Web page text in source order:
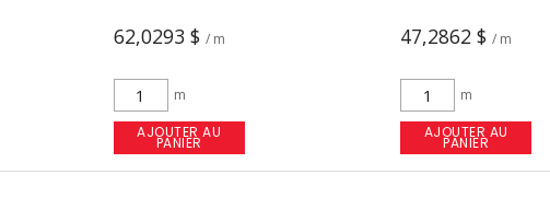
62,0293 $ / m
m
AJOUTER AU
PANIER
47,2862 $ / m
m
AJOUTER AU
PANIER